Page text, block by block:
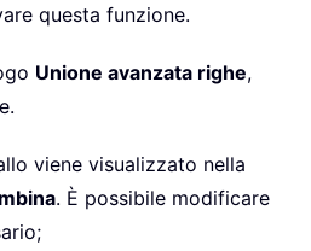
questa funzione.
Unione avanzata righe,
viene visualizzato nella
. È possibile modificare